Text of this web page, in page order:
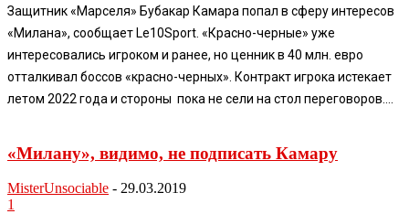
Защитник «Марселя» Бубакар Камара попал в сферу интересов
«Милана», сообщает Le10Sport. «Красно-черные» уже
интересовались игроком и ранее, но ценник в 40 млн. евро
отталкивал боссов «красно-черных». Контракт игрока истекает
летом 2022 года и стороны пока не сели на стол переговоров....
«Милану», видимо, не подписать Камару
MisterUnsociable - 29.03.2019
1